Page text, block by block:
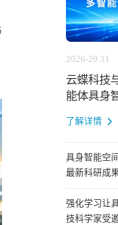
2026-29.31
云蝶科技
能体具身
了解详情
具身智能空
最新科研成
强化学习让
技科学家受